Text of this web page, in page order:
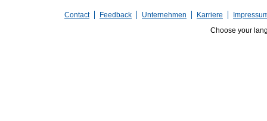
Contact Feedback Unternehmen Karriere
Choose your